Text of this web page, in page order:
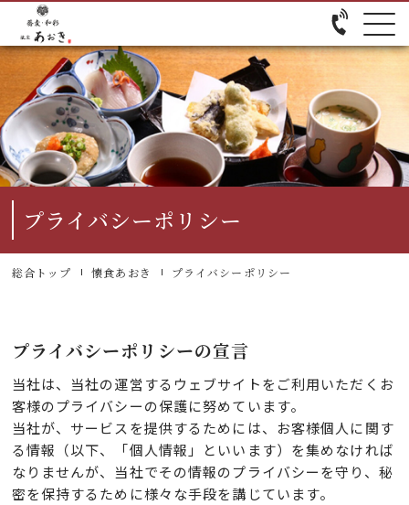
プライバシーポリシー
総合トップ 懐食あおき プライバシーポリシー
プライバシーポリシーの宣言
当社は、当社の運営するウェブサイトをご利用いただくお
客様のプライバシーの保護に努めています。
当社が、サービスを提供するためには、お客様個人に関す
る情報（以下、「個人情報」といいます）を集めなければ
なりませんが、当社でその情報のプライバシーを守り、秘
密を保持するために様々な手段を講じています。